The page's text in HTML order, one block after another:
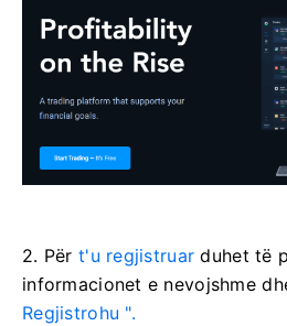
2. Për t'u regjistruar duhet të
informacionet e nevojshme
Regjistrohu ".